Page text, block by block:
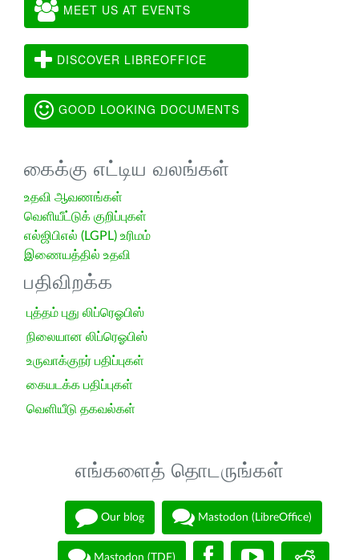
MEET US AT EVENTS
DISCOVER LIBREOFFICE
GOOD LOOKING DOCUMENTS
கைக்கு எட்டிய வலங்கள்
உதவி ஆவணங்கள்
வெளியீட்டுக் குறிப்புகள்
எல்ஜிபிஎல் (LGPL) உரிமம்
இணையத்தில் உதவி
பதிவிறக்க
புத்தம் புது லிப்ரெஓபிஸ்
நிலையான லிப்ரெஓபிஸ்
உருவாக்குநர் பதிப்புகள்
கையடக்க பதிப்புகள்
வெளியீடு தகவல்கள்
எங்களைத் தொடருங்கள்
Our blog Mastodon (LibreOffice)
Mastodon (TDF)